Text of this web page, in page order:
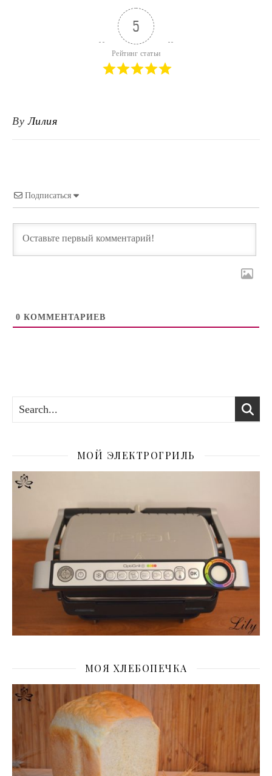
5
Рейтинг статьи
ByЛилия
Подписаться
0 КОММЕНТАРИЕВ
МОЙ ЭЛЕКТРОГРИЛЬ
МОЯ ХЛЕБОПЕЧКА